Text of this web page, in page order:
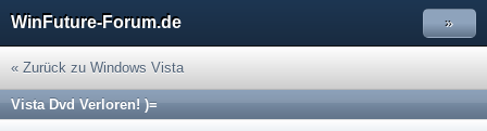
WinFuture-Forum.de »
« Zurück zu Windows Vista
Vista Dvd Verloren! )=